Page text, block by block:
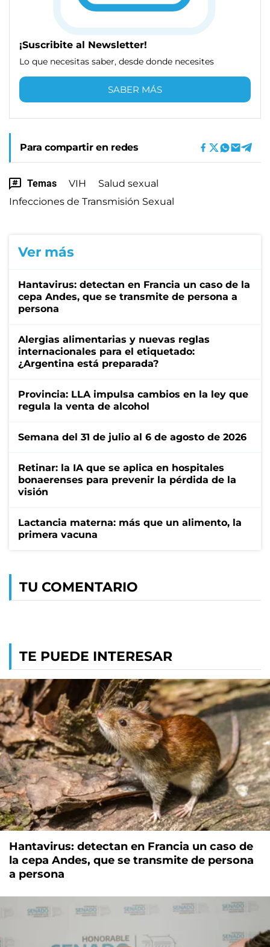
¡Suscribite al Newsletter!
Lo que necesitas saber, desde donde necesites
SABER MÁS
Para compartir en redes
Temas VIH
Salud sexual
Infecciones de Transmisión Sexual
Ver más
Hantavirus: detectan en Francia un caso de la
cepa Andes, que se transmite de persona a
persona
Alergias alimentarias y nuevas reglas
internacionales para el etiquetado:
¿Argentina está preparada?
Provincia: LLA impulsa cambios en la ley que
regula la venta de alcohol
Semana del 31 de julio al 6 de agosto de 2026
Retinar: la IA que se aplica en hospitales
bonaerenses para prevenir la pérdida de la
visión
Lactancia materna: más que un alimento, la
primera vacuna
TU COMENTARIO
TE PUEDE INTERESAR
Hantavirus: detectan en Francia un caso de
la cepa Andes, que se transmite de persona
a persona